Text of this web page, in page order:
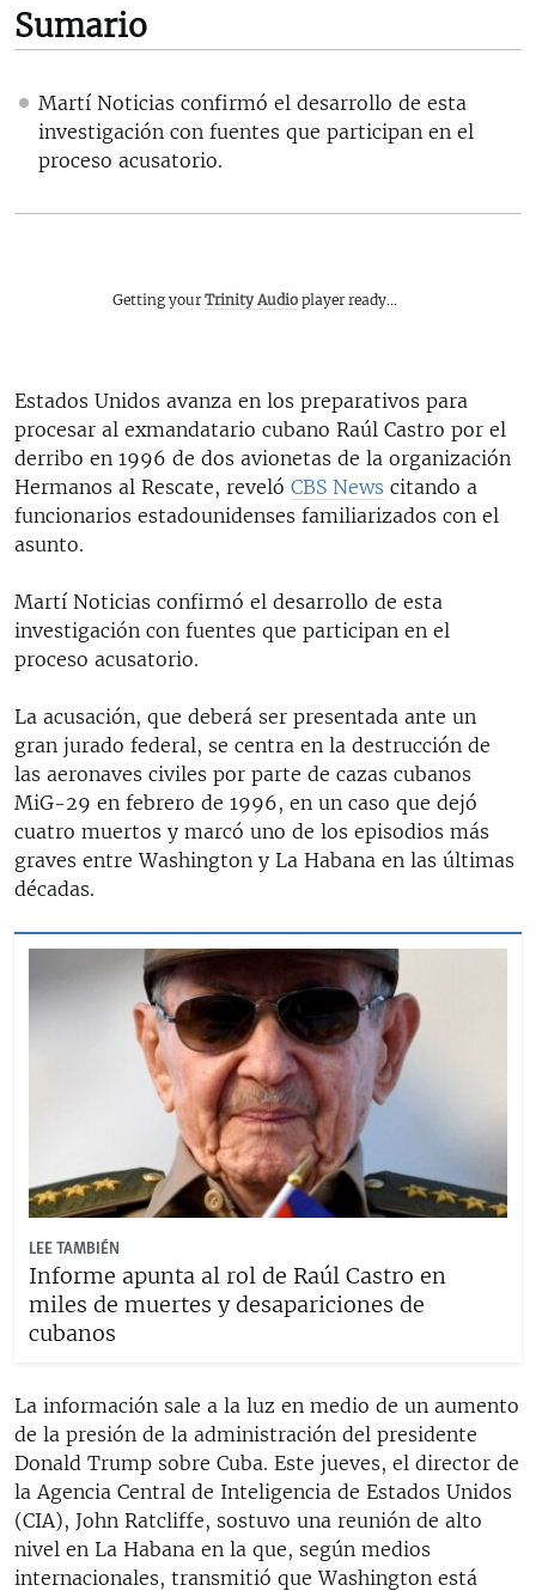
LOS SANTOS DE HIALEAH
LA INVASIÓN DE RUSIA A UCRANIA
Sumario
Martí Noticias confirmó el desarrollo de esta
investigación con fuentes que participan en el
proceso acusatorio.
Getting yourTrinity Audio player ready...
Estados Unidos avanza en los preparativos para
procesar al exmandatario cubano Raúl Castro por el
derribo en 1996 de dos avionetas de la organización
Hermanos al Rescate, reveló CBS News citando a
funcionarios estadounidenses familiarizados con el
asunto.
Martí Noticias confirmó el desarrollo de esta
investigación con fuentes que participan en el
proceso acusatorio.
La acusación, que deberá ser presentada ante un
gran jurado federal, se centra en la destrucción de
las aeronaves civiles por parte de cazas cubanos
MiG-29 en febrero de 1996, en un caso que dejó
cuatro muertos y marcó uno de los episodios más
graves entre Washington y La Habana en las últimas
décadas.
LEE TAMBIÉN
Informe apunta al rol de Raúl Castro en
miles de muertes y desapariciones de
cubanos
La información sale a la luz en medio de un aumento
de la presión de la administración del presidente
Donald Trump sobre Cuba. Este jueves, el director de
la Agencia Central de Inteligencia de Estados Unidos
(CIA), John Ratcliffe, sostuvo una reunión de alto
nivel en La Habana en la que, según medios
internacionales, transmitió que Washington está